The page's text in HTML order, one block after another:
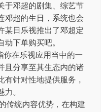
于邓超的剧集、综艺节
邓超的生日，系统也会
某日乐视推出了邓超定
下单购买吧。
你在乐视应用当中的一
且分享至其生态内的诸
有针对性地提供服务，
。
传统内容优势，在构建